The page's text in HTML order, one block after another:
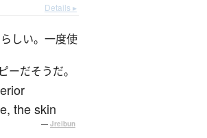
Details ▸
しい。一度使
だそうだ。
the skin
— Jreibun